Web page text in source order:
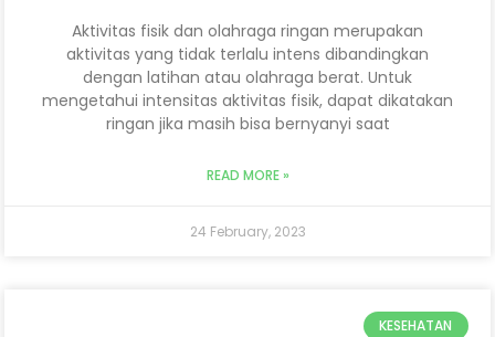
Aktivitas fisik dan olahraga ringan merupakan
aktivitas yang tidak terlalu intens dibandingkan
dengan latihan atau olahraga berat. Untuk
mengetahui intensitas aktivitas fisik, dapat dikatakan
ringan jika masih bisa bernyanyi saat
READ MORE »
24 February, 2023
KESEHATAN